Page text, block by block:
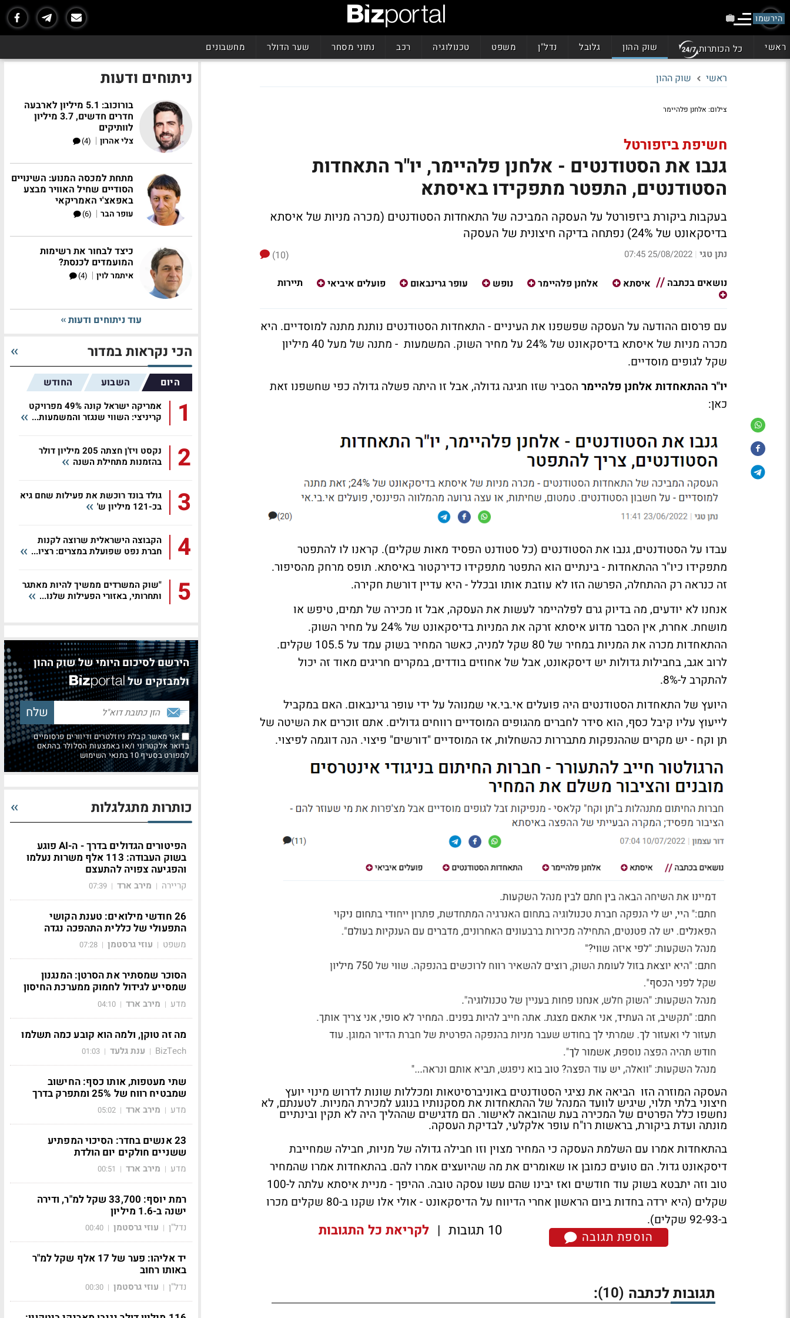
הירשמו
ראשי כל הכותרות שוק ההון גלובל נדל"ן משפט טכנולוגיה רכב נתוני מסחר שער הדולר מחשבונים
ראשי שוק ההון
צילום: אלחנן פלהיימר
חשיפת ביזפורטל
גנבו את הסטודנטים - אלחנן פלהיימר, יו"ר התאחדות
הסטודנטים, התפטר מתפקידו באיסתא
בעקבות ביקורת ביזפורטל על העסקה המביכה של התאחדות הסטודנטים (מכרה מניות של איסתא
בדיסקאונט של 24%) נפתחה בדיקה חיצונית של העסקה
נתן טגי |
25/08/2022 07:45
(10)
נושאים בכתבה
איסתא אלחנן פלהיימר נופש עופר גרינבאום פועלים איביאי תיירות
עם פרסום ההודעה על העסקה שפשפנו את העיניים - התאחדות הסטודנטים נותנת מתנה למוסדיים. היא
מכרה מניות של איסתא בדיסקאונט של 24% על מחיר השוק. המשמעות - מתנה של מעל 40 מיליון
שקל לגופים מוסדיים.
יו"ר ההתאחדות אלחנן פלהיימר הסביר שזו חגיגה גדולה, אבל זו היתה פשלה גדולה כפי שחשפנו זאת
כאן:
עבדו על הסטודנטים, גנבו את הסטודנטים (כל סטודנט הפסיד מאות שקלים). קראנו לו להתפטר
מתפקידו כיו"ר ההתאחדות - בינתיים הוא התפטר מתפקידו כדירקטור באיסתא. תופס מרחק מהסיפור.
זה כנראה רק ההתחלה, הפרשה הזו לא עוזבת אותו ובכלל - היא עדיין דורשת חקירה.
אנחנו לא יודעים, מה בדיוק גרם לפלהיימר לעשות את העסקה, אבל זו מכירה של תמים, טיפש או
מושחת. אחרת, אין הסבר מדוע איסתא זרקה את המניות בדיסקאונט של 24% על מחיר השוק.
ההתאחדות מכרה את המניות במחיר של 80 שקל למניה, כאשר המחיר בשוק עמד על 105.5 שקלים.
לרוב אגב, בחבילות גדולות יש דיסקאונט, אבל של אחוזים בודדים, במקרים חריגים מאוד זה יכול
להתקרב ל-8%.
היועץ של התאחדות הסטודנטים היה פועלים אי.בי.אי שמנוהל על ידי עופר גרינבאום. האם במקביל
לייעוץ עליו קיבל כסף, הוא סידר לחברים מהגופים המוסדיים רווחים גדולים. אתם זוכרים את השיטה של
תן וקח - יש מקרים שההנפקות מתבררות כהשחלות, אז המוסדיים "דורשים" פיצוי. הנה דוגמה לפיצוי.
העסקה המוזרה הזו הביאה את נציגי הסטודנטים באוניברסיטאות ומכללות שונות לדרוש מינוי יועץ
חיצוני בלתי תלוי, שיגיש לוועד המנהל של ההתאחדות את מסקנותיו בנוגע למכירת המניות. לטענתם, לא
נחשפו כלל הפרטים של המכירה בעת שהובאה לאישור. הם מדגישים שההליך היה לא תקין ובינתיים
מונתה ועדת ביקורת, בראשות רו"ח עופר אלקלעי, לבדיקת העסקה.
בהתאחדות אמרו עם השלמת העסקה כי המחיר מצוין וזו חבילה גדולה של מניות, חבילה שמחייבת
דיסקאונט גדול. הם טועים כמובן או שאומרים את מה שהיועצים אמרו להם. בהתאחדות אמרו שהמחיר
טוב וזה יתבטא בשוק עוד חודשים ואז יבינו שהם עשו עסקה טובה. ההיפך - מניית איסתא עלתה ל-100
שקלים (היא ירדה בחדות ביום הראשון אחרי הדיווח על הדיסקאונט - אולי אלו שקנו ב-80 שקלים מכרו
ב-92-93 שקלים).
הוספת תגובה 10 תגובות | לקריאת כל התגובות
תגובות לכתבה (10)
:
ניתוחים ודעות
בורוכוב: 5.1 מיליון לארבעה
חדרים חדשים, 3.7 מיליון
לוותיקים
צלי אהרון |
(4)
מתחת למכסה המנוע: השינויים
הסודיים שחיל האוויר מבצע
באפאצ'י האמריקאי
עופר הבר |
(6)
כיצד לבחור את רשימות
המועמדים לכנסת?
איתמר לוין |
(4)
עוד ניתוחים ודעות
הכי נקראות במדור
היום השבוע החודש
1
אמריקה ישראל קונה 49% מפרויקט
קריניצי: השווי שנגזר והמשמעות...
2
נקסט ויז'ן חצתה 205 מיליון דולר
בהזמנות מתחילת השנה
3
גולד בונד רוכשת את פעילות שחם גיא
בכ-121 מיליון ש'
4
הקבוצה הישראלית שרוצה לקנות
חברת נפט שפועלת במצרים: רציו...
5
"שוק המשרדים ממשיך להיות מאתגר
ותחרותי, באזורי הפעילות שלנו...
הירשם לסיכום היומי של שוק ההון
ולמבזקים של
אני מאשר קבלת ניוזלטרים ודיוורים פרסומיים
בדואר אלקטרוני ו/או באמצעות הסלולר בהתאם
למפורט בסעיף 10 בתנאי השימוש
כותרות מתגלגלות
הפיטורים הגדולים בדרך - ה-AI פוגע
בשוק העבודה: 113 אלף משרות נעלמו
והפגיעה צפויה להתעצם
קריירה | מירב ארד |
07:39
26 חודשי מילואים: טענת הקושי
התפעולי של כללית התהפכה נגדה
משפט | עוזי גרסטמן |
07:28
הסוכר שמסתיר את הסרטן: המנגנון
שמסייע לגידול לחמוק ממערכת החיסון
מדע | מירב ארד |
04:10
מה זה טוקן, ולמה הוא קובע כמה תשלמו
BizTech
| ענת גלעד |
01:03
שתי מעטפות, אותו כסף: החישוב
שמבטיח רווח של 25% ומתפרק בדרך
מדע | מירב ארד |
05:02
23 אנשים בחדר: הסיכוי המפתיע
ששניים חולקים יום הולדת
מדע | מירב ארד |
00:51
רמת יוסף: 33,700 שקל למ"ר, ודירה
ישנה ב-1.6 מיליון
נדל"ן | עוזי גרסטמן |
00:40
יד אליהו: פער של 17 אלף שקל למ"ר
באותו רחוב
נדל"ן | עוזי גרסטמן |
00:30